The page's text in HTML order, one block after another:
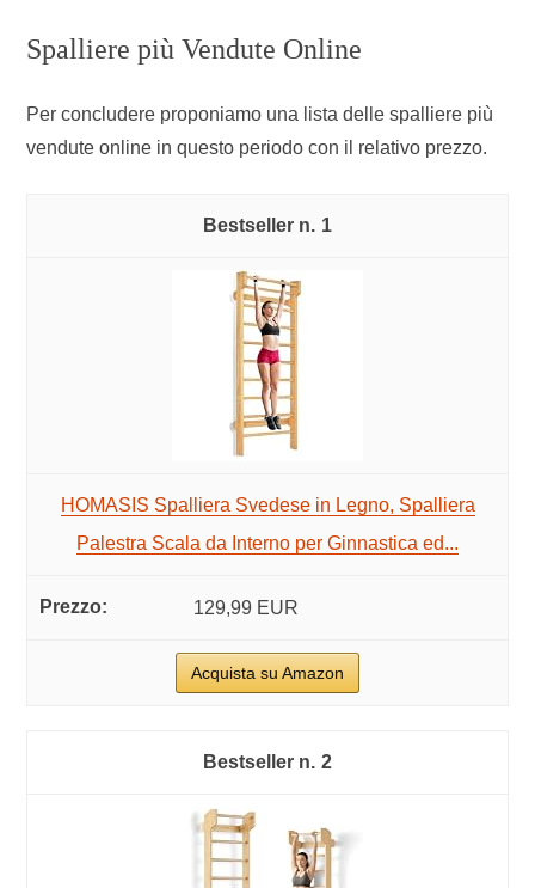
Spalliere più Vendute Online
Per concludere proponiamo una lista delle spalliere più
vendute online in questo periodo con il relativo prezzo.
1
HOMASIS Spalliera Svedese in Legno, Spalliera
Palestra Scala da Interno per Ginnastica ed...
129,99 EUR
Acquista su Amazon
2